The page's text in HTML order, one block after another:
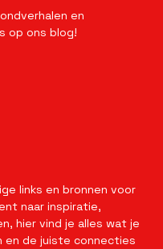
en
op ons blog!
links en bronnen voor
naar inspiratie,
hier vind je alles wat je
en de juiste connecties